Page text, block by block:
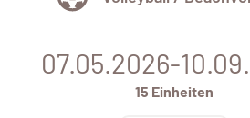
07.05.2026-
15 Einheiten